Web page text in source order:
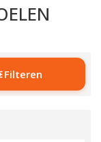
Filteren